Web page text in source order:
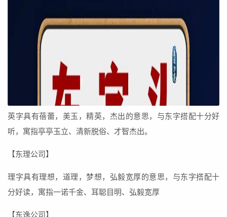
英字具有蓓蕾，美玉，精英，杰出的意思，与东字搭配十分好
听，寓指亭亭玉立、清新脱俗、才智杰出。
【东理公司】
理字具有理想，道理，梦想，弘毅宽厚的意思，与东字搭配十
分好读，寓指一诺千金、耳聪目明、弘毅宽厚
【东逸公司】